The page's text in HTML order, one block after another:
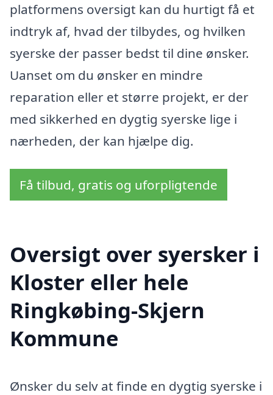
platformens oversigt kan du hurtigt få et
indtryk af, hvad der tilbydes, og hvilken
syerske der passer bedst til dine ønsker.
Uanset om du ønsker en mindre
reparation eller et større projekt, er der
med sikkerhed en dygtig syerske lige i
nærheden, der kan hjælpe dig.
Få tilbud, gratis og uforpligtende
Oversigt over syersker i
Kloster eller hele
Ringkøbing-Skjern
Kommune
Ønsker du selv at finde en dygtig syerske i